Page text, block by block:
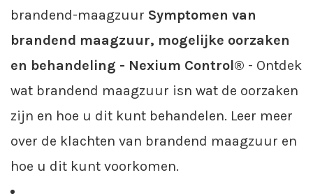
brandend-maagzuur Symptomen van
brandend maagzuur, mogelijke oorzaken
en behandeling - Nexium Control® - Ontdek
wat brandend maagzuur isn wat de oorzaken
zijn en hoe u dit kunt behandelen. Leer meer
over de klachten van brandend maagzuur en
hoe u dit kunt voorkomen.